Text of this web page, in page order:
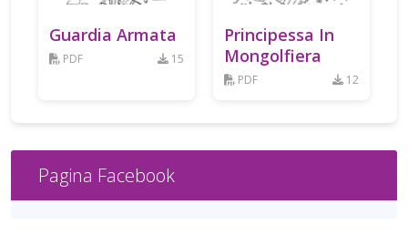
Guardia Armata
PDF 15
Principessa In
Mongolfiera
PDF 12
Pagina Facebook